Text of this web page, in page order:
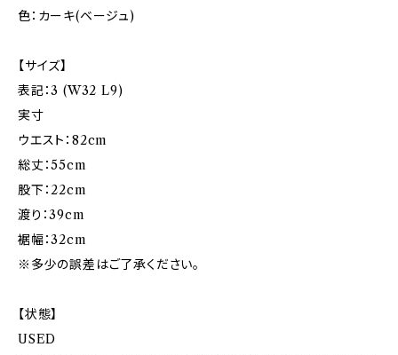
色：カーキ(ベージュ)
【サイズ】
表記：3 (W32 L9)
実寸
ウエスト：82cm
総丈：55cm
股下：22cm
渡り：39cm
裾幅：32cm
※多少の誤差はご了承ください。
【状態】
USED